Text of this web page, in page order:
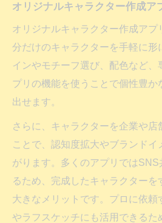
オリジナルキャラクター作成ア
オリジナルキャラクター作成アプ
分だけのキャラクターを手軽に形
インやモチーフ選び、配色など、
プリの機能を使うことで個性豊か
出せます。
さらに、キャラクターを企業や店
ことで、認知度拡大やブランドイ
がります。多くのアプリでは
るため、完成したキャラクターを
大きなメリットです。プロに依頼
やラフスケッチにも活用できるた